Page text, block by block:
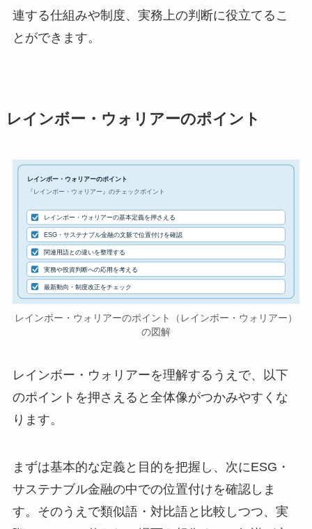
連する仕組みや制度、実務上の判断に役立てるこ
とができます。
レインボー・ウォリアーのポイント
レインボー・ウォリアーのポイント
『レインボー・ウォリアー』のチェックポイント
レインボー・ウォリアーの基本定義を押さえる
ESG・サステナブル金融の文脈で位置付けを確認
関連用語との違いを整理する
実務や投資判断への応用を考える
最新動向・制度改正をチェック
レインボー・ウォリアーのポイント（レインボー・ウォリアー）
の図解
レインボー・ウォリアーを理解するうえで、以下
のポイントを押さえると全体像がつかみやすくな
ります。
まずは基本的な定義と目的を把握し、次にESG・
サステナブル金融の中での位置付けを確認しま
す。そのうえで類似語・対比語と比較しつつ、実